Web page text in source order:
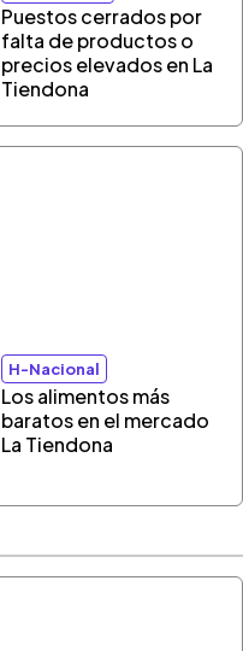
Puestos cerrados por
falta de productos o
precios elevados en La
Tiendona
H-Nacional
Los alimentos más
baratos en el mercado
La Tiendona